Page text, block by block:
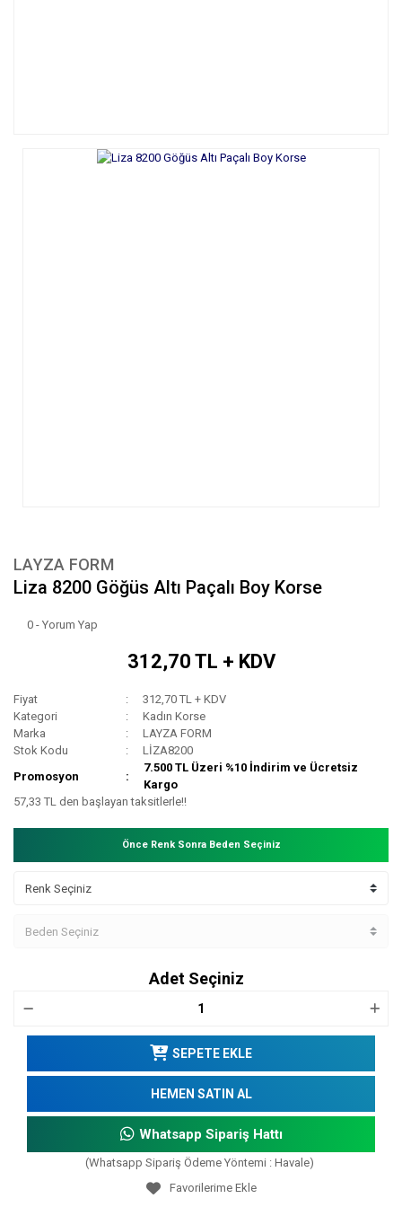
LAYZA FORM
Liza 8200 Göğüs Altı Paçalı Boy Korse
0 - Yorum Yap
312,70 TL + KDV
Fiyat
312,70 TL + KDV
Kategori
Kadın Korse
Marka
LAYZA FORM
Stok Kodu
LİZA8200
Promosyon
7.500 TL Üzeri %10 İndirim ve Ücretsiz
Kargo
57,33 TL den başlayan taksitlerle!!
Önce Renk Sonra Beden Seçiniz
Adet Seçiniz
SEPETE EKLE
HEMEN SATIN AL
Whatsapp Sipariş Hattı
(Whatsapp Sipariş Ödeme Yöntemi : Havale)